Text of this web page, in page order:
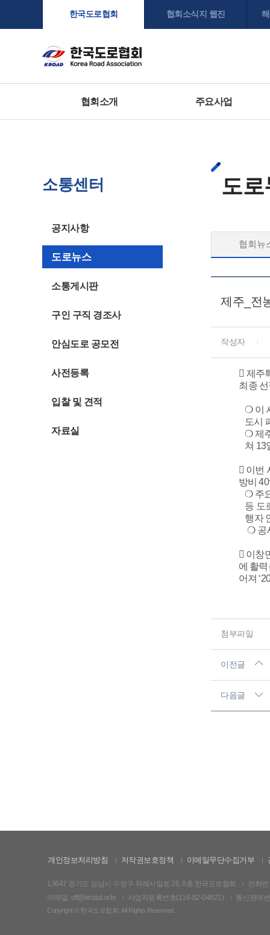
한국도로협회 협회소식지 웹진
협회소개 주요사업
소통센터
공지사항
도로뉴스
소통게시판
구인 구직 경조사
안심도로 공모전
사전등록
입찰 및 견적
자료실
도로
협회뉴
제주_전
작성자
 제주
최종
❍ 이
도시
❍ 제
쳐 13
 이번
방비
❍ 주
등 도
행자
❍ 공
 이창
에 활
어져
첨부파일
이전글
다음글
개인정보처리방침 저작권보호정책 이메일무단수집거부
13647 경기도 성남시 수정구 위례서일로 26, 8층 한국도로협회
전화
이메일: off@kroad.or.kr
사업자등록번호(116-82-04821) 통신판매
Copyright © 한국도로협회. All Rights Reserved.